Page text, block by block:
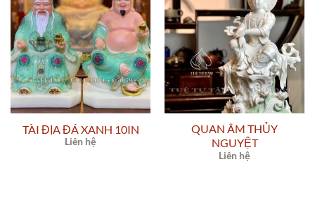
TÀI ĐỊA ĐÁ XANH 10IN
Liên hệ
QUAN ÂM THỦY
NGUYỆT
Liên hệ